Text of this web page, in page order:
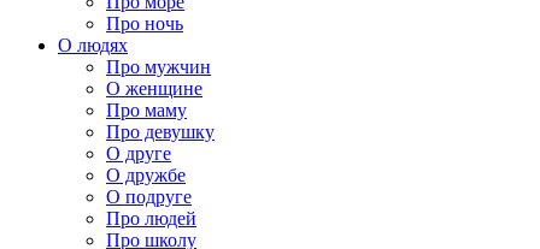
Про ночь
О людях
Про мужчин
О женщине
Про маму
Про девушку
О друге
О дружбе
О подруге
Про людей
Про школу